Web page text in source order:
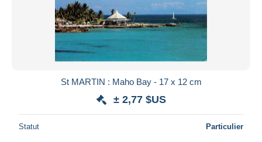
St MARTIN : Maho Bay - 17 x 12 cm
± 2,77 $US
Statut Particulier